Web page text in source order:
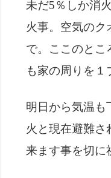
未だ5％しか消
火事。空気のク
で。ここのとこ
も家の周りを１
明日から気温も
火と現在避難さ
来ます事を切に